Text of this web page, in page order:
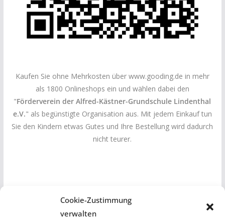
Cookie-Zustimmung
verwalten
Kaufen Sie ohne Mehrkosten über www.gooding.de in mehr
als 1800 Onlineshops ein und wählen dabei den
"Förderverein der Alfred-Kästner-Grundschule Lindenthal
e.V." als begünstigte Organisation aus. Mit jedem Einkauf tun
Sie den Kindern etwas Gutes und Ihre Bestellung wird dadurch
nicht teurer.